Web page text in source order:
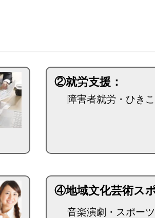
②就労支援：
障害者就労・ひき
④地域文化芸術ス
音楽演劇・スポー